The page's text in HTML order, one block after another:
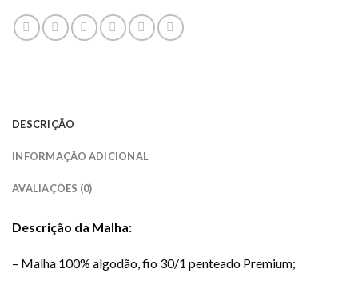
DESCRIÇÃO
INFORMAÇÃO ADICIONAL
AVALIAÇÕES (0)
Descrição da Malha:
– Malha 100% algodão, fio 30/1 penteado Premium;